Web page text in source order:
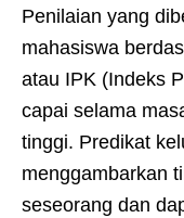
Penilaian yang
mahasiswa
atau IPK (Indeks
capai selama
tinggi. Predikat
menggambarkan
seseorang dan